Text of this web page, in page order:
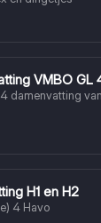
VMBO GL
damenvatting
H1 en H2
4 Havo